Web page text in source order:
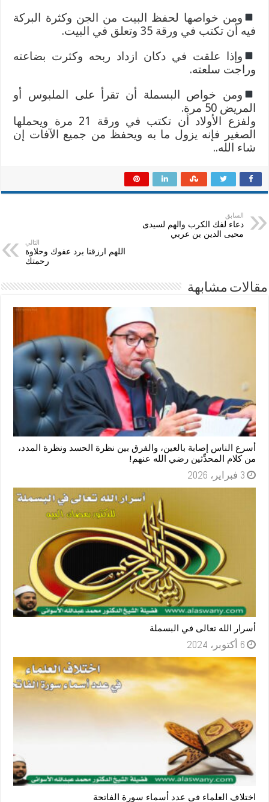
ومن خواصها لحفظ البيت من الجن وكثرة البركة
فيه أن تكتب في ورقة 35 وتعلق في البيت.
وإذا علقت في دكان ازداد ربحه وكثرت بضاعته
وراجت سلعته.
ومن خواص البسملة أن تقرأ على الملبوس أو
المريض 50 مرة.
ولفزع اﻷولاد أن تكتب في ورقة 21 مرة ويحملها
الصغير فإنه يزول ما به ويحفظ من جميع اﻵفات إن
شاء الله..
السابق
دعاء لفك الكرب والهم لسيدى
محيى الدين بن عربي
التالي
اللهم ارزقنا برد عفوك وحلاوة
رحمتك
مقالات مشابهة
أسرع الناس إصابة بالعين، والفرق بين نظرة الحسد ونظرة المدد،
من كلام المحدِّثين رضي الله عنهم!
3 فبراير، 2026
أسرار الله تعالى في البسملة
6 أكتوبر، 2024
اختلاف العلماء في عدد أسماء سورة الفاتحة